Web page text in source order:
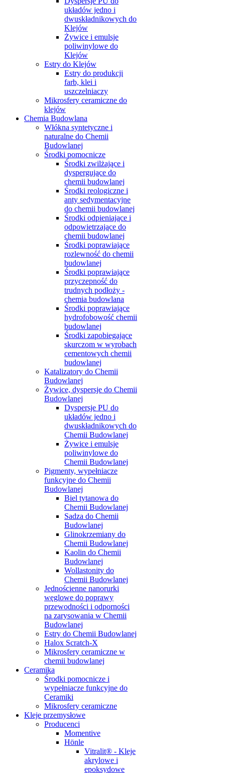
układów jedno i
dwuskładnikowych do
Klejów
Żywice i emulsje
poliwinylowe do
Klejów
Estry do Klejów
Estry do produkcji
farb, klei i
uszczelniaczy
Mikrosfery ceramiczne do
klejów
Chemia Budowlana
Włókna syntetyczne i
naturalne do Chemii
Budowlanej
Środki pomocnicze
Środki zwilżające i
dyspergujące do
chemii budowlanej
Środki reologiczne i
anty sedymentacyjne
do chemii budowlanej
Środki odpieniające i
odpowietrzające do
chemii budowlanej
Środki poprawiające
rozlewność do chemii
budowlanej
Środki poprawiające
przyczepność do
trudnych podłoży -
chemia budowlana
Środki poprawiające
hydrofobowość chemii
budowlanej
Środki zapobiegające
skurczom w wyrobach
cementowych chemii
budowlanej
Katalizatory do Chemii
Budowlanej
Żywice, dyspersje do Chemii
Budowlanej
Dyspersje PU do
układów jedno i
dwuskładnikowych do
Chemii Budowlanej
Żywice i emulsje
poliwinylowe do
Chemii Budowlanej
Pigmenty, wypełniacze
funkcyjne do Chemii
Budowlanej
Biel tytanowa do
Chemii Budowlanej
Sadza do Chemii
Budowlanej
Glinokrzemiany do
Chemii Budowlanej
Kaolin do Chemii
Budowlanej
Wollastonity do
Chemii Budowlanej
Jednościenne nanorurki
węglowe do poprawy
przewodności i odporności
na zarysowania w Chemii
Budowlanej
Estry do Chemii Budowlanej
Halox Scratch-X
Mikrosfery ceramiczne w
chemii budowlanej
Ceramika
Środki pomocnicze i
wypełniacze funkcyjne do
Ceramiki
Mikrosfery ceramiczne
Kleje przemysłowe
Producenci
Momentive
Hönle
Vitralit® - Kleje
akrylowe i
epoksydowe